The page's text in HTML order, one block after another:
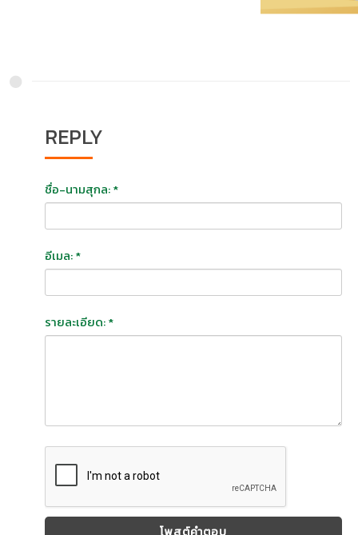
REPLY
ชื่อ-นามสุกล: *
อีเมล: *
รายละเอียด: *